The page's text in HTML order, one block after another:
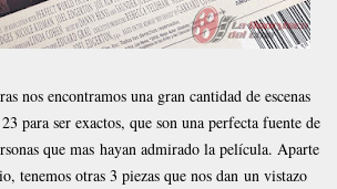
nos encontramos una gran cantidad de escenas
23 para ser exactos, que son una perfecta fuente de
que mashayan admirado la película. Aparte
tenemos otras 3 piezas que nos dan un vistazo